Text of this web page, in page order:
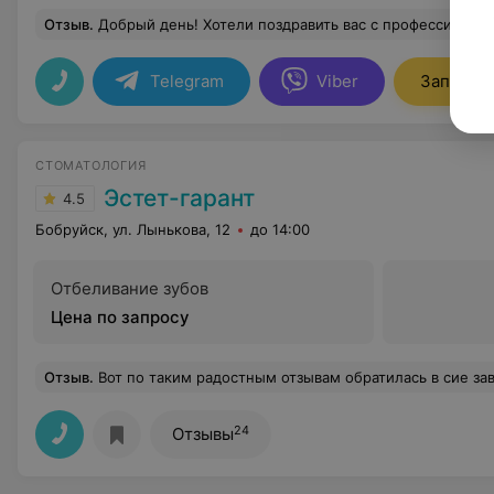
Отзыв. Добрый день! Хотели поздравить вас с профессиональным праздником – день ортодонта! Благодаря вашей работе мы можем хвастаться красивой улыбкой и здоровым прикусом) Читая отзывы о вашей клинике, видно, что вы подходите с ответственностью и заботой к своим пациентам. Ваша работа согласуется со словами из Священного Писания: «Не отказывайся делать добро тем, кто в этом нуждается, если можешь им помочь. Кто
Telegram Viber
СТОМАТОЛОГИЯ
4.5 Эстет-гарант
Бобруйск, ул. Лынькова, 12 до 14:00
Отбеливание зубов
Цена по запросу
Отзыв. Вот по таким радостным отзывам обратилась в сие заведение. Думала, что здесь действительно отличное отношение к пациентам. Оценить работу врачей не удалось, так как к назначенному мне за неделю! времени попасть на прием к ним не удалось! Просидела полчаса в коридорчике, насмотрелась сертификатов с семинаров, которые они посещали, ну и на этом все! За полчаса ко мне никто не вышел, не попросил подождать, не объяснил причину, почему я не могу попасть в назначенное время. Театр
Отзывы24